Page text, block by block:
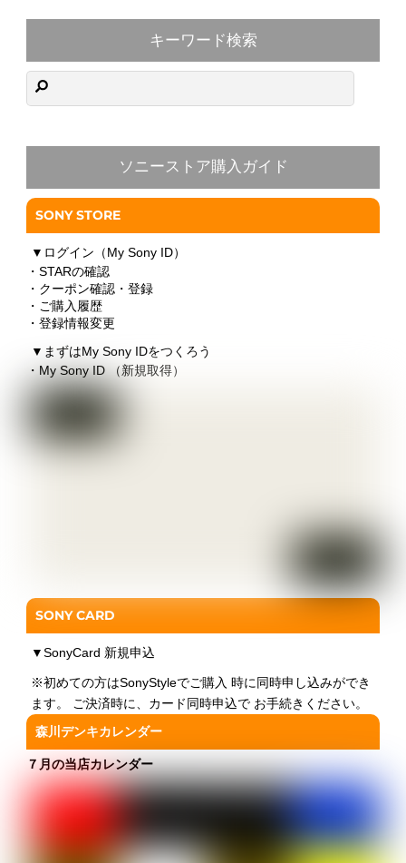
キーワード検索
ソニーストア購入ガイド
SONY STORE
▼ ログイン（My Sony ID）
・STARの確認
・クーポン確認・登録
・ご購入履歴
・登録情報変更
▼ まずはMy Sony IDをつくろう
・My Sony ID （新規取得）
SONY CARD
▼SonyCard 新規申込
※初めての方はSonyStyleでご購入 時に同時申し込みができ
ます。 ご決済時に、カード同時申込で お手続きください。
森川デンキカレンダー
７月の当店カレンダー